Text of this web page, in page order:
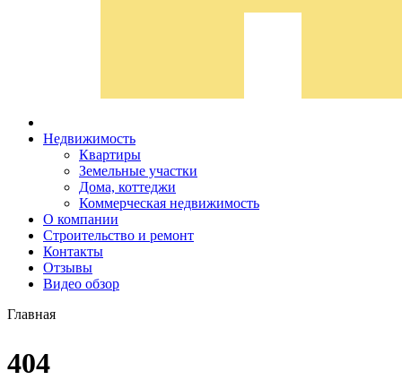
Недвижимость
Квартиры
Земельные участки
Дома, коттеджи
Коммерческая недвижимость
О компании
Строительство и ремонт
Контакты
Отзывы
Видео обзор
Главная
404